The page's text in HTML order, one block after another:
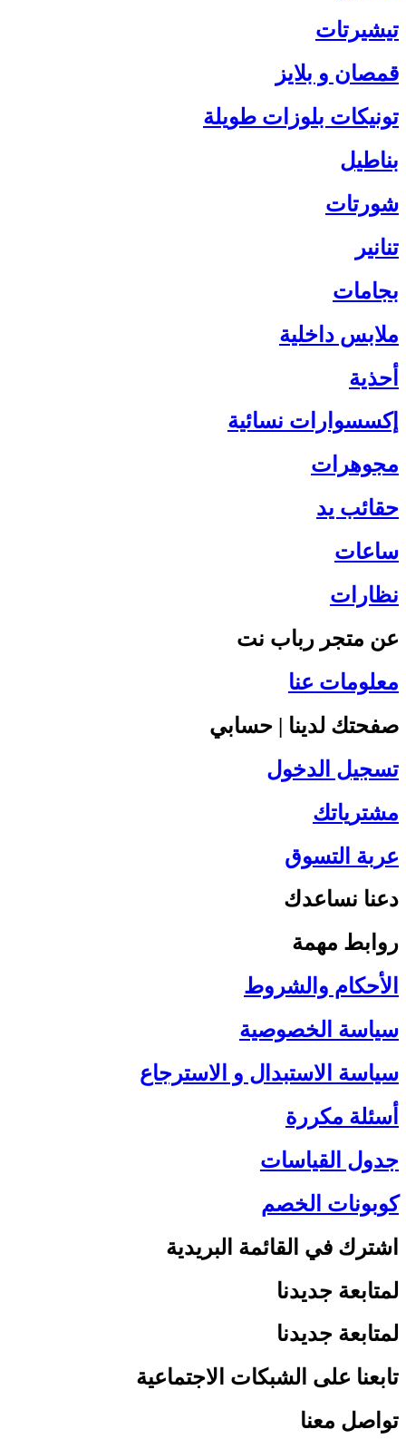
تيشيرتات
قمصان و بلايز
تونيكات بلوزات طويلة
بناطيل
شورتات
تنانير
بجامات
ملابس داخلية
أحذية
إكسسوارات نسائية
مجوهرات
حقائب يد
ساعات
نظارات
عن متجر رباب نت
معلومات عنا
صفحتك لدينا | حسابي
تسجيل الدخول
مشترياتك
عربة التسوق
دعنا نساعدك
روابط مهمة
الأحكام والشروط
سياسة الخصوصية
سياسة الاستبدال و الاسترجاع
أسئلة مكررة
جدول القياسات
كوبونات الخصم
اشترك في القائمة البريدية
لمتابعة جديدنا
لمتابعة جديدنا
تابعنا على الشبكات الاجتماعية
تواصل معنا